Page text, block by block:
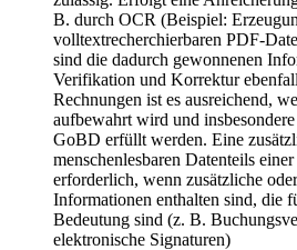
B. durch OCR (Beispiel:
volltextrecherchierbaren PDF-
sind die dadurch gewonnenen
Verifikation und Korrektur
Rechnungen ist es ausreichend,
aufbewahrt wird und
GoBD erfüllt werden. Eine
menschenlesbaren Datenteils
erforderlich, wenn zusätzliche
Informationen enthalten sind, die
Bedeutung sind (z. B.
elektronische Signaturen)